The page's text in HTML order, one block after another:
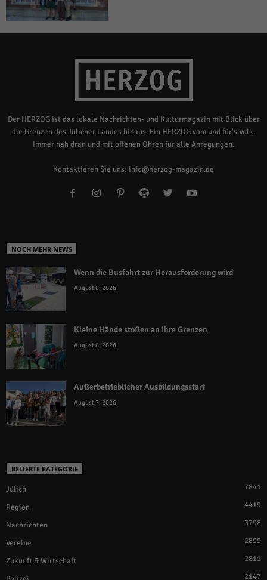
Der HERZOG ist das lokale Nachrichten- und Kulturmagazin mit Blick über
die Grenzen des Jülicher Landes hinaus. Ein HERZOG vom und für's Volk.
Immer nah dran und mit offenen Ohren für alle Anregungen.
Kontaktieren Sie uns: info@herzog-magazin.de
NOCH MEHR NEWS
Wenn die Busfahrt zur Herausforderung wird
August 8, 2026
Kleine Hände stoßen an ihre Grenzen
August 8, 2026
Außerbetrieblicher Ausbildungsstart
August 7, 2026
BELIEBTE KATEGORIE
Jülich 7841
Region 4419
Nachrichten 3798
Vereine 2899
Zukunft & Wirtschaft 2811
2147